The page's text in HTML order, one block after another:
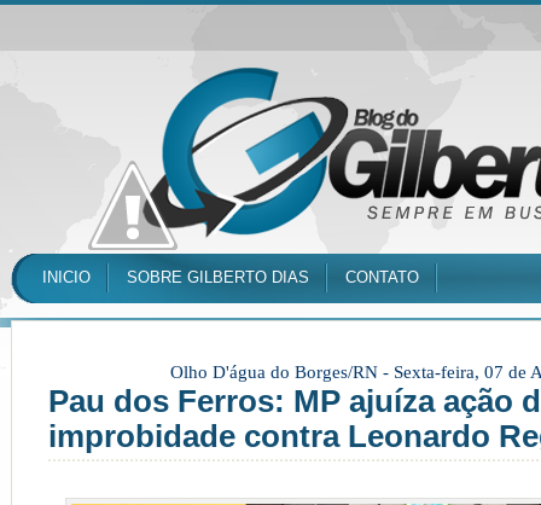
INICIO SOBRE GILBERTO DIAS CONTATO
Olho D'água do Borges/RN - Sexta-feira, 07 de
Pau dos Ferros: MP ajuíza ação
improbidade contra Leonardo